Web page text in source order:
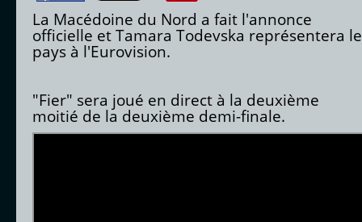
La Macédoine du Nord a fait l'annonce
officielle et Tamara Todevska représentera le
pays à l'Eurovision.
"Fier" sera joué en direct à la deuxième
moitié de la deuxième demi-finale.